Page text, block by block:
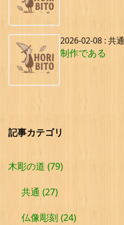
2026-02-08 : 共通
制作である
記事カテゴリ
木彫の道 (79)
共通 (27)
仏像彫刻 (24)